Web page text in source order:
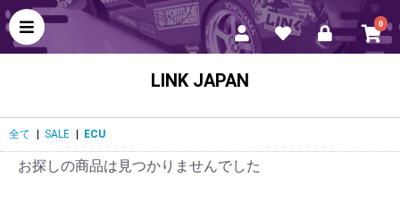
0
LINK JAPAN
全て SALE ECU
お探しの商品は見つかりませんでした